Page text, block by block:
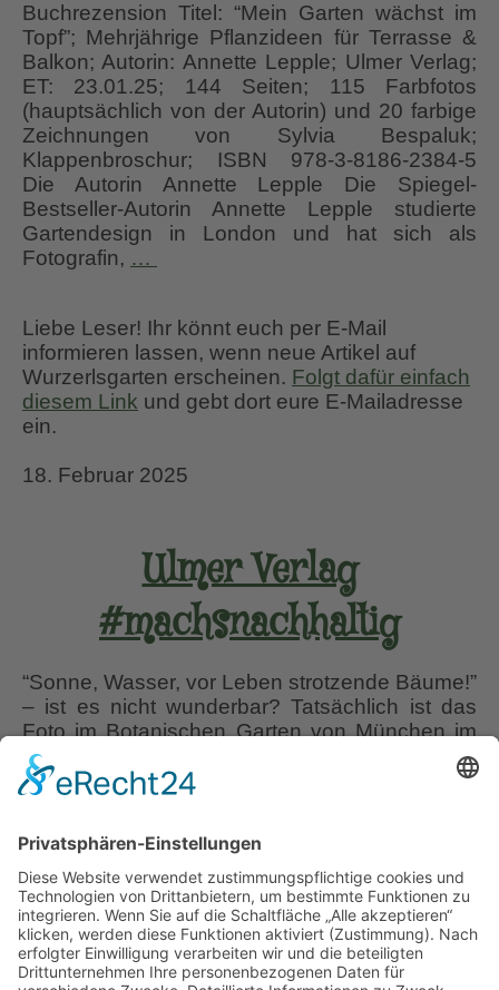
Buchrezension Titel: “Mein Garten wächst im
Topf”; Mehrjährige Pflanzideen für Terrasse &
Balkon; Autorin: Annette Lepple; Ulmer Verlag;
ET: 23.01.25; 144 Seiten; 115 Farbfotos
(hauptsächlich von der Autorin) und 20 farbige
Zeichnungen von Sylvia Bespaluk;
Klappenbroschur; ISBN 978-3-8186-2384-5
Die Autorin Annette Lepple Die Spiegel-
Bestseller-Autorin Annette Lepple studierte
Gartendesign in London und hat sich als
Fotografin, …
wächst
im
Topf”
Annette
Liebe Leser! Ihr könnt euch per E-Mail
informieren lassen, wenn neue Artikel auf
Wurzerlsgarten erscheinen. Folgt dafür einfach
diesem Link und gebt dort eure E-Mailadresse
ein.
18. Februar 2025
Ulmer Verlag
#machsnachhaltig
“Sonne, Wasser, vor Leben strotzende Bäume!”
– ist es nicht wunderbar? Tatsächlich ist das
Foto im Botanischen Garten von München im
Oktober 2017 nach einem regenlosen, heißen
Sommer entstanden. Monatelange Trockenheit
gebracht. Wasser-Sprenger im eigentlich
kühlen, feuchten Rhododendron-Tal waren
nicht nur in…Ulmer
Verlag
#machsnachhaltig
Liebe Leser! Ihr könnt euch per E-Mail